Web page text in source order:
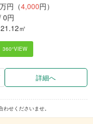
万円（4,000円）
0円
㎡
360°VIEW
詳細へ
せくださいませ。